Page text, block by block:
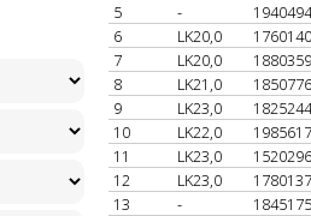
5
-
6
LK20,0
7
LK20,0
8
LK21,0
9
LK23,0
10
LK22,0
11
LK23,0
12
LK23,0
13
-